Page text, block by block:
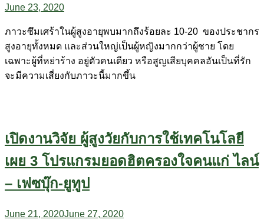
June 23, 2020
ภาวะซึมเศร้าในผู้สูงอายุพบมากถึงร้อยละ 10-20 ของประชากร
สูงอายุทั้งหมด และส่วนใหญ่เป็นผู้หญิงมากกว่าผู้ชาย โดย
เฉพาะผู้ที่หย่าร้าง อยู่ตัวคนเดียว หรือสูญเสียบุคคลอันเป็นที่รัก
จะมีความเสี่ยงกับภาวะนี้มากขึ้น
เปิดงานวิจัย ผู้สูงวัยกับการใช้เทคโนโลยี
เผย 3 โปรแกรมยอดฮิตครองใจคนแก่ ไลน์
– เฟซบุ๊ก-ยูทูป
June 21, 2020June 27, 2020